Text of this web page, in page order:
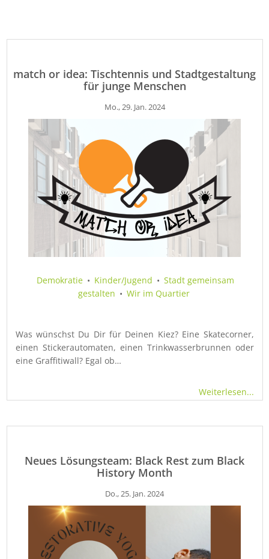
match or idea: Tischtennis und Stadtgestaltung
für junge Menschen
Mo., 29. Jan. 2024
Demokratie • Kinder/Jugend • Stadt gemeinsam
gestalten • Wir im Quartier
Was wünschst Du Dir für Deinen Kiez? Eine Skatecorner,
einen Stickerautomaten, einen Trinkwasserbrunnen oder
eine Graffitiwall? Egal ob…
Weiterlesen...
Neues Lösungsteam: Black Rest zum Black
History Month
Do., 25. Jan. 2024